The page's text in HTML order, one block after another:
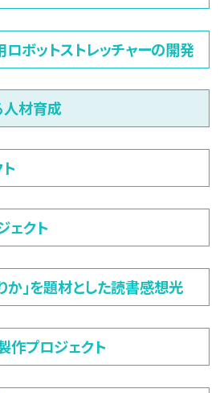
ボットストレッチャーの開発
人材育成
ェクト
か」を題材とした読書感想光
作プロジェクト